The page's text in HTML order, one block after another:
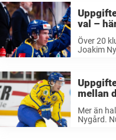
mellan
...
val –
kampen
Över 20
Joakim
mellan
Mer än
Nygård.